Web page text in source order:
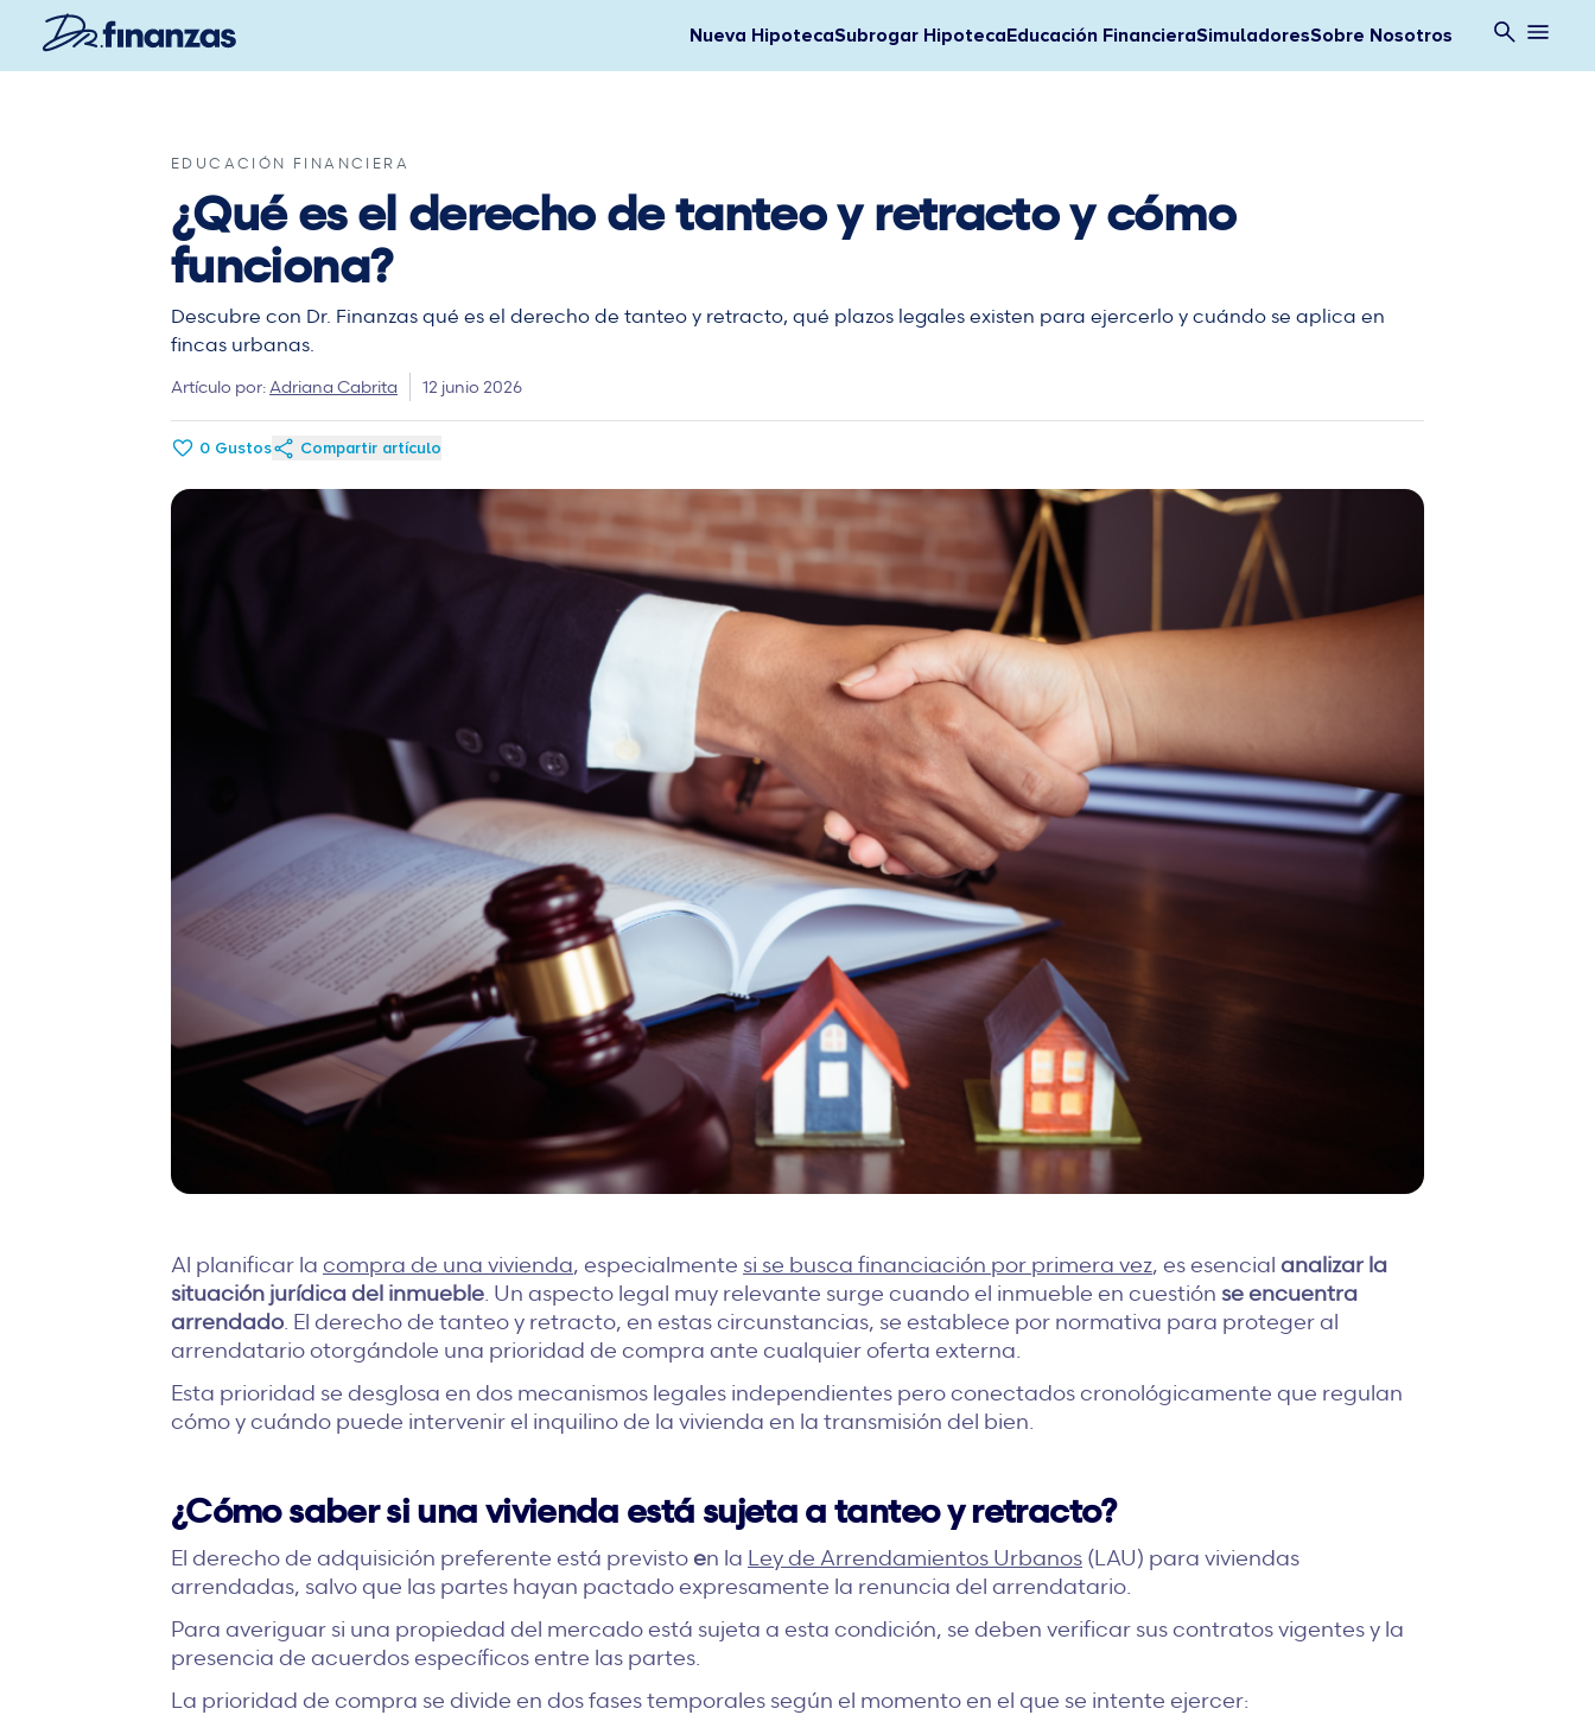
Saltar
contenido
Nueva HipotecaSubrogar HipotecaEducación FinancieraSimuladoresSobre Nosotros
EDUCACIÓN FINANCIERA
¿Qué es el derecho de tanteo y retracto y cómo
funciona?
Descubre con Dr. Finanzas qué es el derecho de tanteo y retracto, qué plazos legales existen para ejercerlo y cuándo se aplica en
fincas urbanas.
Artículo por:Adriana Cabrita 12 junio 2026
0 Gustos Compartir artículo
Al planificar la compra de una vivienda, especialmente si se busca financiación por primera vez, es esencial analizar la
situación jurídica del inmueble. Un aspecto legal muy relevante surge cuando el inmueble en cuestión se encuentra
arrendado. El derecho de tanteo y retracto, en estas circunstancias, se establece por normativa para proteger al
arrendatario otorgándole una prioridad de compra ante cualquier oferta externa.
Esta prioridad se desglosa en dos mecanismos legales independientes pero conectados cronológicamente que regulan
cómo y cuándo puede intervenir el inquilino de la vivienda en la transmisión del bien.
¿Cómo saber si una vivienda está sujeta a tanteo y retracto?
El derecho de adquisición preferente está previstoen la Ley de Arrendamientos Urbanos (LAU) para viviendas
arrendadas, salvo que las partes hayan pactado expresamente la renuncia del arrendatario.
Para averiguar si una propiedad del mercado está sujeta a esta condición, se deben verificar sus contratos vigentes y la
presencia de acuerdos específicos entre las partes.
La prioridad de compra se divide en dos fases temporales según el momento en el que se intente ejercer: